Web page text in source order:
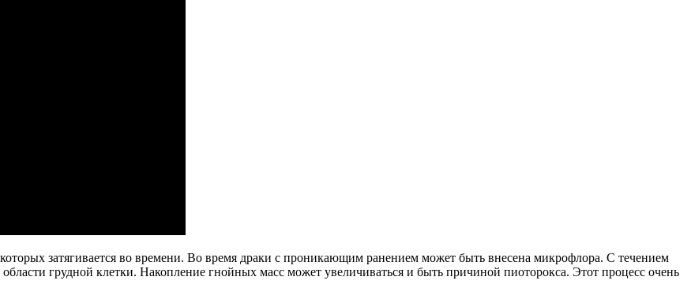
затягивается во времени. Во время драки с проникающим ранением может быть внесена микрофлора. С течением
грудной клетки. Накопление гнойных масс может увеличиваться и быть причиной пиоторокса. Этот процесс очень